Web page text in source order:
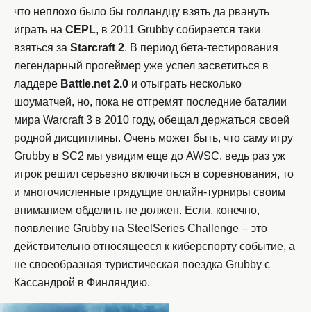
что неплохо было бы голландцу взять да рвануть
играть на CEPL, в 2011 Grubby собирается таки
взяться за Starcraft 2. В период бета-тестирования
легендарный прогеймер уже успел засветиться в
ладдере Battle.net 2.0 и отыграть несколько
шоуматчей, но, пока не отгремят последние баталии
мира Warcraft 3 в 2010 году, обещал держаться своей
родной дисциплины. Очень может быть, что саму игру
Grubby в SC2 мы увидим еще до AWSC, ведь раз уж
игрок решил серьезно включиться в соревнования, то
и многочисленные грядущие онлайн-турниры своим
вниманием обделить не должен. Если, конечно,
появление Grubby на SteelSeries Challenge – это
действительно относящееся к киберспорту событие, а
не своеобразная туристическая поездка Grubby с
Кассандрой в Финляндию.